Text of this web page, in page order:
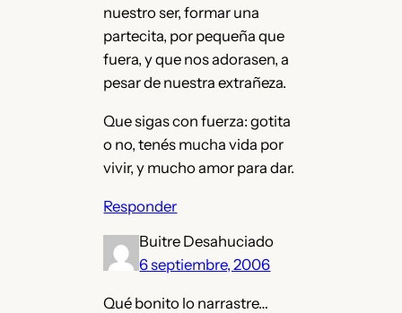
nuestro ser, formar una
partecita, por pequeña que
fuera, y que nos adorasen, a
pesar de nuestra extrañeza.
Que sigas con fuerza: gotita
o no, tenés mucha vida por
vivir, y mucho amor para dar.
Responder
Buitre Desahuciado
6 septiembre, 2006
Qué bonito lo narrastre…